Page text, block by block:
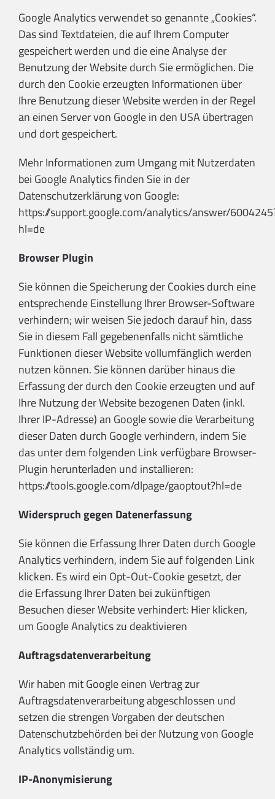
Google Analytics verwendet so genannte „Cookies“.
Das sind Textdateien, die auf Ihrem Computer
gespeichert werden und die eine Analyse der
Benutzung der Website durch Sie ermöglichen. Die
durch den Cookie erzeugten Informationen über
Ihre Benutzung dieser Website werden in der Regel
an einen Server von Google in den USA übertragen
und dort gespeichert.
Mehr Informationen zum Umgang mit Nutzerdaten
bei Google Analytics finden Sie in der
Datenschutzerklärung von Google:
https://support.google.com/analytics/answer/
hl=de
Browser Plugin
Sie können die Speicherung der Cookies durch eine
entsprechende Einstellung Ihrer Browser-Software
verhindern; wir weisen Sie jedoch darauf hin, dass
Sie in diesem Fall gegebenenfalls nicht sämtliche
Funktionen dieser Website vollumfänglich werden
nutzen können. Sie können darüber hinaus die
Erfassung der durch den Cookie erzeugten und auf
Ihre Nutzung der Website bezogenen Daten (inkl.
Ihrer IP-Adresse) an Google sowie die Verarbeitung
dieser Daten durch Google verhindern, indem Sie
das unter dem folgenden Link verfügbare Browser-
Plugin herunterladen und installieren:
https://tools.google.com/dlpage/gaoptout?hl=de
Widerspruch gegen Datenerfassung
Sie können die Erfassung Ihrer Daten durch Google
Analytics verhindern, indem Sie auf folgenden Link
klicken. Es wird ein Opt-Out-Cookie gesetzt, der
die Erfassung Ihrer Daten bei zukünftigen
Besuchen dieser Website verhindert: Hier klicken,
um Google Analytics zu deaktivieren
Auftragsdatenverarbeitung
Wir haben mit Google einen Vertrag zur
Auftragsdatenverarbeitung abgeschlossen und
setzen die strengen Vorgaben der deutschen
Datenschutzbehörden bei der Nutzung von Google
Analytics vollständig um.
IP-Anonymisierung